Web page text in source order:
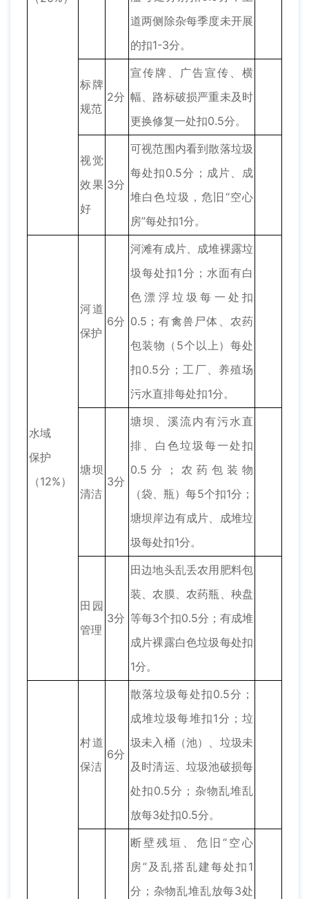
道两侧除杂每季度未开展
的扣1-3分。
标牌
规范
2分
宣传牌、广告宣传、横
幅、路标破损严重未及时
更换修复一处扣0.5分。
视觉
效果
好
3分
可视范围内看到散落垃圾
每处扣0.5分；成片、成
堆白色垃圾，危旧“空心
房”每处扣1分。
水域
保护
（12%）
河道
保护
6分
河滩有成片、成堆裸露垃
圾每处扣1分；水面有白
色漂浮垃圾每一处扣
0.5；有禽兽尸体、农药
包装物（5个以上）每处
扣0.5分；工厂、养殖场
污水直排每处扣1分。
塘坝
清洁
3分
塘坝、溪流内有污水直
排、白色垃圾每一处扣
0.5分；农药包装物
（袋、瓶）每5个扣1分；
塘坝岸边有成片、成堆垃
圾每处扣1分。
田园
管理
3分
田边地头乱丢农用肥料包
装、农膜、农药瓶、秧盘
等每3个扣0.5分；有成堆
成片裸露白色垃圾每处扣
1分。
村道
保洁
6分
散落垃圾每处扣0.5分；
成堆垃圾每堆扣1分；垃
圾未入桶（池）、垃圾未
及时清运、垃圾池破损每
处扣0.5分；杂物乱堆乱
放每3处扣0.5分。
断壁残垣、危旧“空心
房”及乱搭乱建每处扣1
分；杂物乱堆乱放每3处